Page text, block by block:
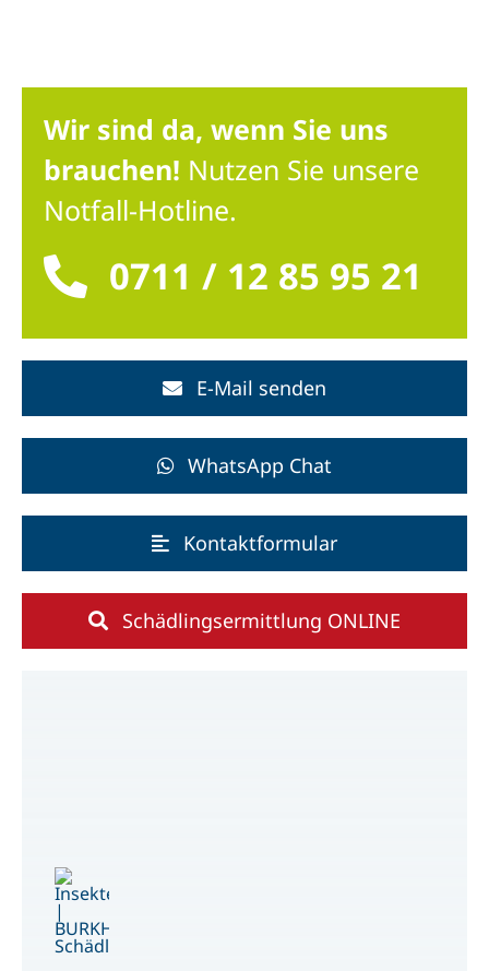
Wir sind da, wenn Sie uns
brauchen! Nutzen Sie unsere
Notfall-Hotline.
0711 / 12 85 95 21
E-Mail senden
WhatsApp Chat
Kontaktformular
Schädlingsermittlung ONLINE